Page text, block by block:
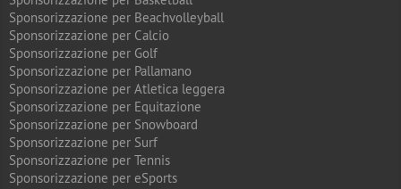
Sponsorizzazione per Beachvolleyball
Sponsorizzazione per Calcio
Sponsorizzazione per Golf
Sponsorizzazione per Pallamano
Sponsorizzazione per Atletica leggera
Sponsorizzazione per Equitazione
Sponsorizzazione per Snowboard
Sponsorizzazione per Surf
Sponsorizzazione per Tennis
Sponsorizzazione per eSports